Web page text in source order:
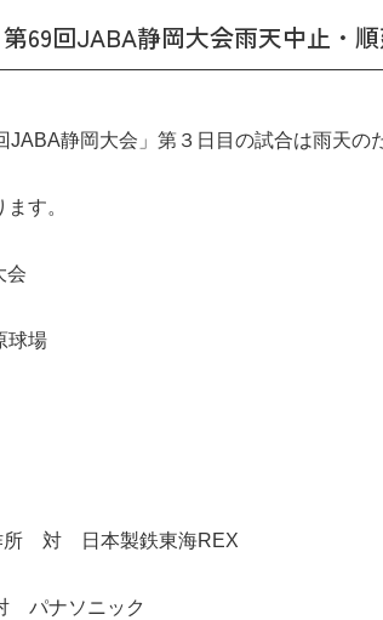
第69回JABA静岡大会雨天中止・
静岡大会」第３日目の試合は雨天の
す。
会
球場
所 対 日本製鉄東海REX
パナソニック